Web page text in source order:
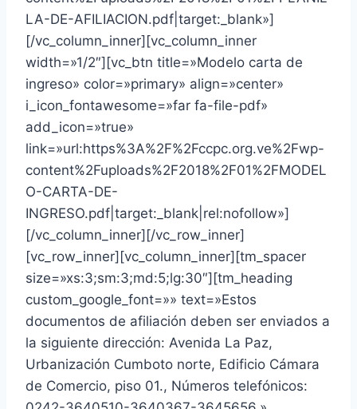
LA-DE-AFILIACION.pdf|target:_blank»]
[/vc_column_inner][vc_column_inner
width=»1/2″][vc_btn title=»Modelo carta de
ingreso» color=»primary» align=»center»
i_icon_fontawesome=»far fa-file-pdf»
add_icon=»true»
link=»url:https%3A%2F%2Fccpc.org.ve%2Fwp-
content%2Fuploads%2F2018%2F01%2FMODEL
O-CARTA-DE-
INGRESO.pdf|target:_blank|rel:nofollow»]
[/vc_column_inner][/vc_row_inner]
[vc_row_inner][vc_column_inner][tm_spacer
size=»xs:3;sm:3;md:5;lg:30″][tm_heading
custom_google_font=»» text=»Estos
documentos de afiliación deben ser enviados a
la siguiente dirección: Avenida La Paz,
Urbanización Cumboto norte, Edificio Cámara
de Comercio, piso 01., Números telefónicos: